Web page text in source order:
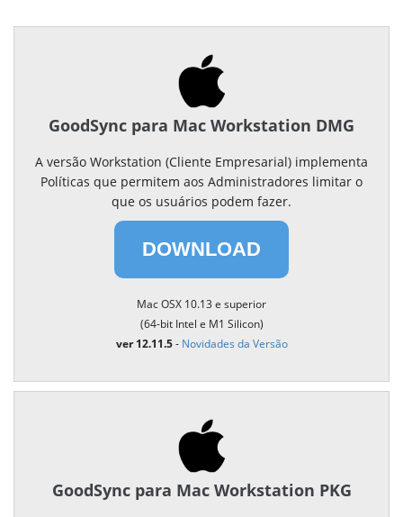
GoodSync para Mac Workstation DMG
A versão Workstation (Cliente Empresarial) implementa
Políticas que permitem aos Administradores limitar o
que os usuários podem fazer.
DOWNLOAD
Mac OSX 10.13 e superior
(64-bit Intel e M1 Silicon)
ver 12.11.5- Novidades da Versão
GoodSync para Mac Workstation PKG